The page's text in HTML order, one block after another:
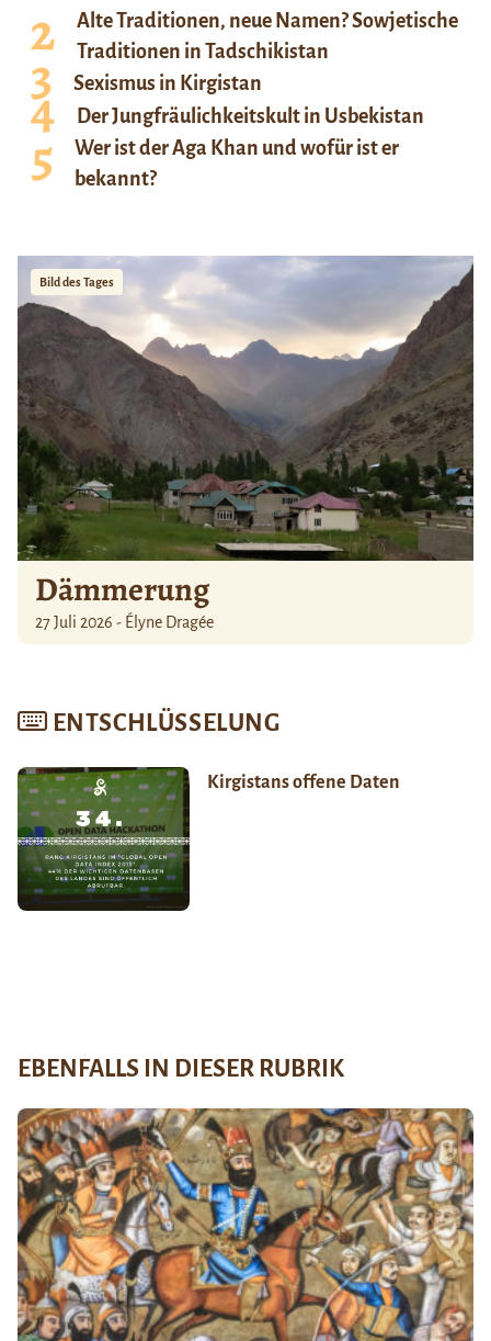
Alte Traditionen, neue Namen? Sowjetische
Traditionen in Tadschikistan
Sexismus in Kirgistan
Der Jungfräulichkeitskult in Usbekistan
Wer ist der Aga Khan und wofür ist er
bekannt?
Bild des Tages
Dämmerung
27 Juli 2026 - Élyne Dragée
ENTSCHLÜSSELUNG
Kirgistans offene Daten
EBENFALLS IN DIESER RUBRIK